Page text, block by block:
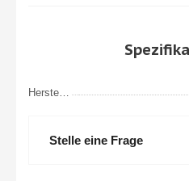
Hersteller
Stelle eine Frage